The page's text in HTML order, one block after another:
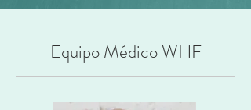
Equipo Médico WHF